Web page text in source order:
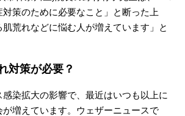
策のために必要なこと」と断った上
荒れなどに悩む人が増えています」と
対策が必要？
染拡大の影響で、最近はいつも以上に
増えています。ウェザーニュースで